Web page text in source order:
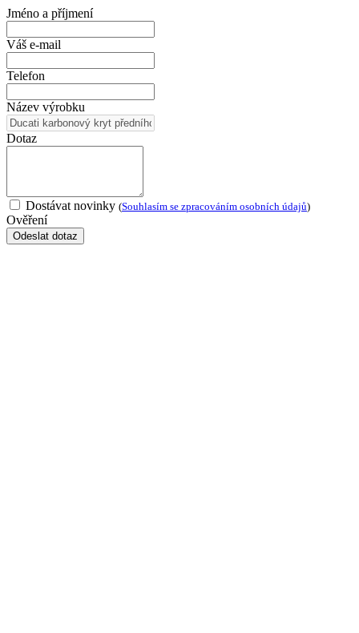
Jméno a příjmení
Váš e-mail
Telefon
Název výrobku
Dotaz
Dostávat novinky (Souhlasím se zpracováním osobních údajů)
Ověření